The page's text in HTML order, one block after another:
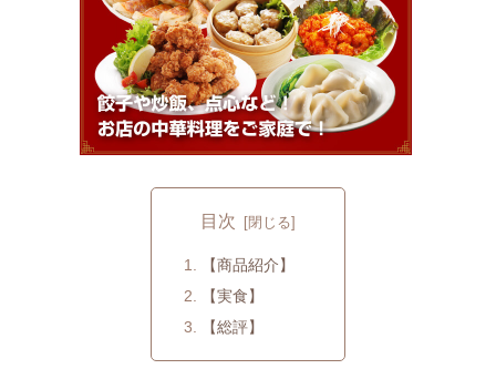
目次
【商品紹介】
【実食】
【総評】